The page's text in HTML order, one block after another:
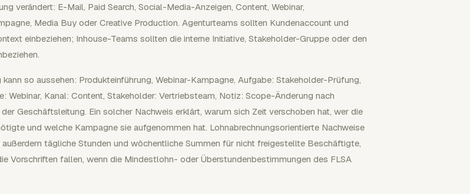
verändert: E-Mail, Paid Search, Social-Media-Anzeigen, Content, Webinar,
Media Buy oder Creative Production. Agenturteams sollten Kundenaccount und
einbeziehen; Inhouse-Teams sollten die interne Initiative, Stakeholder-Gruppe oder den
kann so aussehen: Produkteinführung, Webinar-Kampagne, Aufgabe: Stakeholder-Prüfung,
Webinar, Kanal: Content, Stakeholder: Vertriebsteam, Notiz: Scope-Änderung nach
Geschäftsleitung. Ein solcher Nachweis erklärt, warum sich Zeit verschoben hat, wer die
und welche Kampagne sie aufgenommen hat. Lohnabrechnungsorientierte Nachweise
tägliche Stunden und wöchentliche Summen für nicht freigestellte Beschäftigte,
Vorschriften fallen, wenn die Mindestlohn- oder Überstundenbestimmungen des FLSA